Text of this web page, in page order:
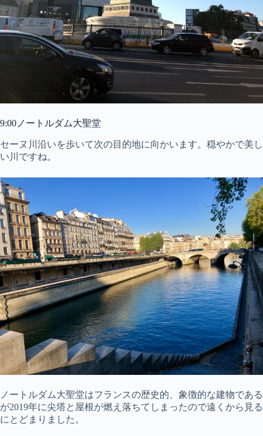
9:00ノートルダム大聖堂
セーヌ川沿いを歩いて次の目的地に向かいます。穏やかで美し
い川ですね。
ノートルダム大聖堂はフランスの歴史的、象徴的な建物である
が2019年に尖塔と屋根が燃え落ちてしまったので遠くから見る
にとどまりました。